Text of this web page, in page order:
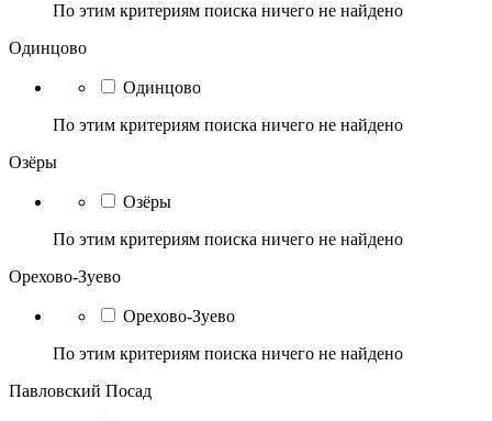
По этим критериям поиска ничего не найдено
Одинцово
Одинцово
По этим критериям поиска ничего не найдено
Озёры
Озёры
По этим критериям поиска ничего не найдено
Орехово-Зуево
Орехово-Зуево
По этим критериям поиска ничего не найдено
Павловский Посад